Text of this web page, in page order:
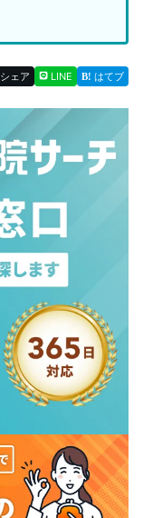
シェア LINE はてブ